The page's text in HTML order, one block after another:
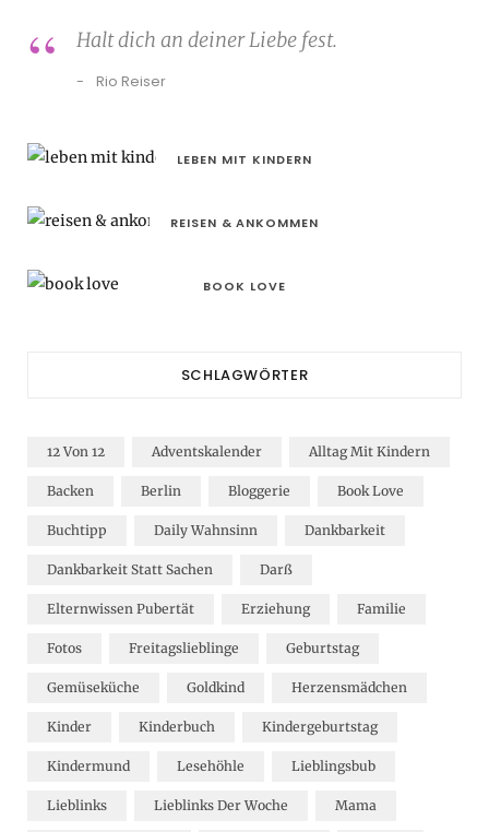
Halt dich an deiner Liebe fest.
Rio Reiser
LEBEN MIT KINDERN
REISEN & ANKOMMEN
BOOK LOVE
SCHLAGWÖRTER
12 Von 12 Adventskalender Alltag Mit Kindern
Backen Berlin Bloggerie Book Love
Buchtipp Daily Wahnsinn Dankbarkeit
Dankbarkeit Statt Sachen Darß
Elternwissen Pubertät Erziehung Familie
Fotos Freitagslieblinge Geburtstag
Gemüseküche Goldkind Herzensmädchen
Kinder Kinderbuch Kindergeburtstag
Kindermund Lesehöhle Lieblingsbub
Lieblinks Lieblinks Der Woche Mama